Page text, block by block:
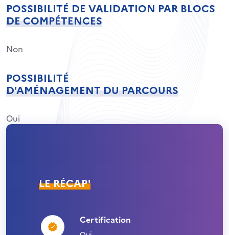
POSSIBILITÉ DE VALIDATION PAR BLOCS
DE COMPÉTENCES
Non
POSSIBILITÉ
D'AMÉNAGEMENT DU PARCOURS
Oui
LE RÉCAP'
Certification